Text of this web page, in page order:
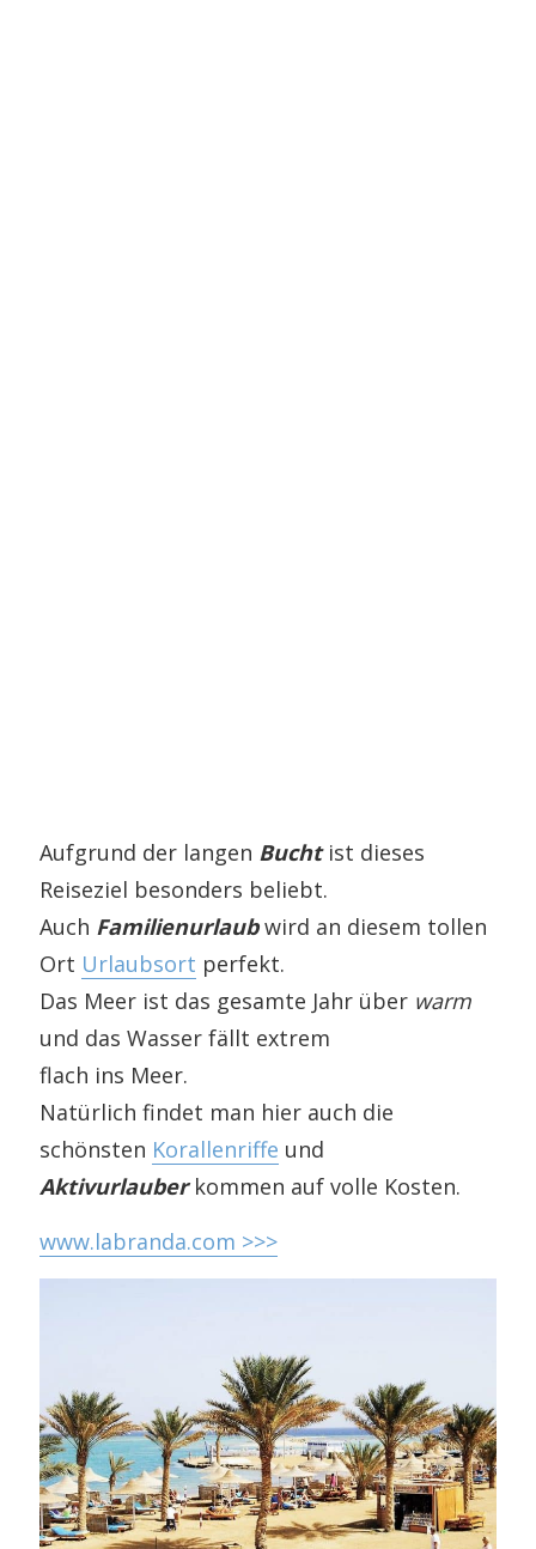
Aufgrund der langen Bucht ist dieses
Reiseziel besonders beliebt.
Auch Familienurlaub wird an diesem tollen
Ort Urlaubsort perfekt.
Das Meer ist das gesamte Jahr über warm
und das Wasser fällt extrem
flach ins Meer.
Natürlich findet man hier auch die
schönsten Korallenriffe und
Aktivurlauber kommen auf volle Kosten.
www.labranda.com >>>